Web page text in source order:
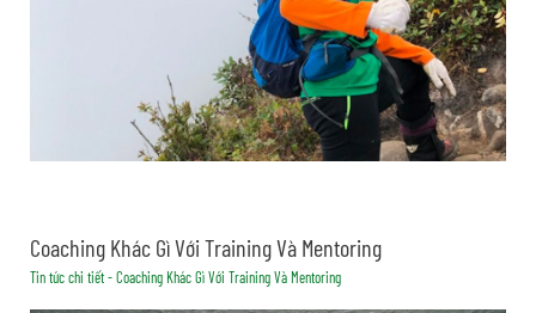
Coaching Khác Gì Với Training Và Mentoring
Tin tức chi tiết - Coaching Khác Gì Với Training Và Mentoring